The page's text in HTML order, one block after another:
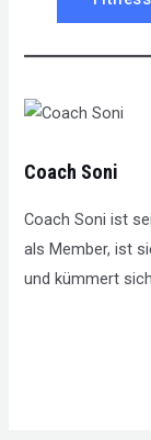
Coach Soni
Coach Soni ist
als Member, ist
und kümmert